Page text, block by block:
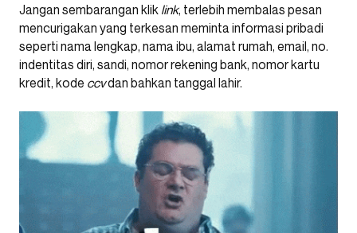
Jangan sembarangan klik link, terlebih membalas pesan
mencurigakan yang terkesan meminta informasi pribadi
seperti nama lengkap, nama ibu, alamat rumah, email, no.
indentitas diri, sandi, nomor rekening bank, nomor kartu
kredit, kode ccvdan bahkan tanggal lahir.